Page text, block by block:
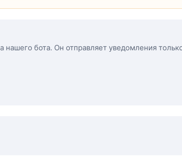
нашего бота. Он отправляет уведомления